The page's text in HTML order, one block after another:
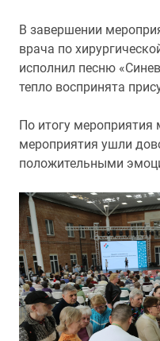
В завершении
врача по
исполнил песню
тепло воспринята
По итогу мероприятия
мероприятия ушли
положительными